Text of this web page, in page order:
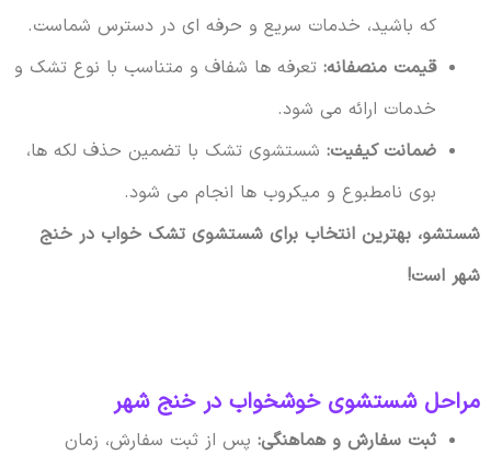
که باشید، خدمات سریع و حرفه ای در دسترس شماست.
قیمت منصفانه:تعرفه ها شفاف و متناسب با نوع تشک و
خدمات ارائه می شود.
ضمانت کیفیت:شستشوی تشک با تضمین حذف لکه ها،
بوی نامطبوع و میکروب ها انجام می شود.
شستشو، بهترین انتخاب برای شستشوی تشک خواب در خنج
شهر است!
مراحل شستشوی خوشخواب در خنج شهر
ثبت سفارش و هماهنگی:پس از ثبت سفارش، زمان